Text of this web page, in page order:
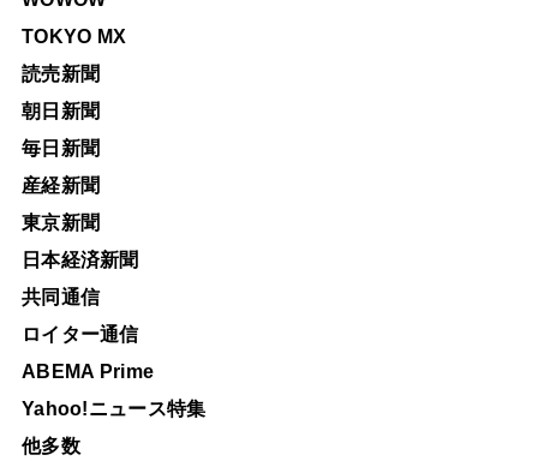
TOKYO MX
読売新聞
朝日新聞
毎日新聞
産経新聞
東京新聞
日本経済新聞
共同通信
ロイター通信
ABEMA Prime
Yahoo!ニュース特集
他多数